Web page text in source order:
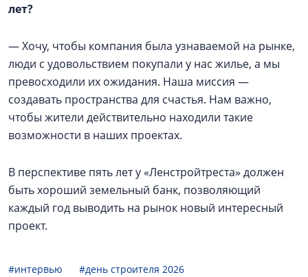
лет?
— Хочу, чтобы компания была узнаваемой на рынке,
люди с удовольствием покупали у нас жилье, а мы
превосходили их ожидания. Наша миссия —
создавать пространства для счастья. Нам важно,
чтобы жители действительно находили такие
возможности в наших проектах.
В перспективе пять лет у «Ленстройтреста» должен
быть хороший земельный банк, позволяющий
каждый год выводить на рынок новый интересный
проект.
#интервью
#день строителя 2026